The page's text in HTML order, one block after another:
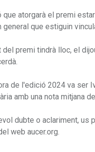
atorgarà el premi
general que estiguin
del premi tindrà lloc, el
de l'edició 2024 va ser
amb una nota mitjana
dubte o aclariment, us
web aucer.org.